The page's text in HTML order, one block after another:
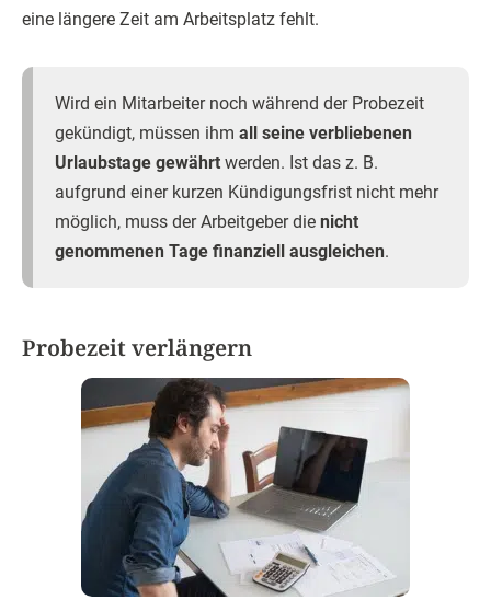
eine längere Zeit am Arbeitsplatz fehlt.
Wird ein Mitarbeiter noch während der Probezeit
gekündigt, müssen ihm all seine verbliebenen
Urlaubstage gewährt werden. Ist das z. B.
aufgrund einer kurzen Kündigungsfrist nicht mehr
möglich, muss der Arbeitgeber die nicht
genommenen Tage finanziell ausgleichen.
Probezeit verlängern